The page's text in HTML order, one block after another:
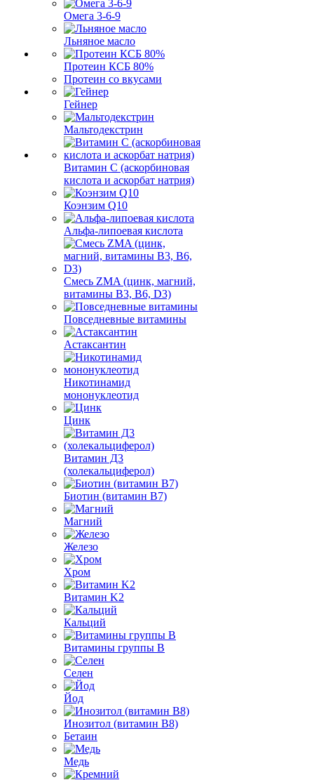
Омега 3-6-9
Льняное масло
Протеин КСБ 80%
Протеин со вкусами
Гейнер
Мальтодекстрин
Витамин C (аскорбиновая
кислота и аскорбат натрия)
Коэнзим Q10
Альфа-липоевая кислота
Смесь ZMA (цинк, магний,
витамины B3, B6, D3)
Повседневные витамины
Астаксантин
Никотинамид
мононуклеотид
Цинк
Витамин Д3
(холекальциферол)
Биотин (витамин B7)
Магний
Железо
Хром
Витамин K2
Кальций
Витамины группы B
Селен
Йод
Инозитол (витамин B8)
Бетаин
Медь